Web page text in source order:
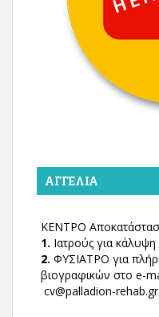
ΑΓΓΕΛΊΑ
ΚΕΝΤΡΟ
1. Ιατρούς για
2. ΦΥΣΙΑΤΡΟ για
βιογραφικών στο e-
cv@palladion-rehab.gr